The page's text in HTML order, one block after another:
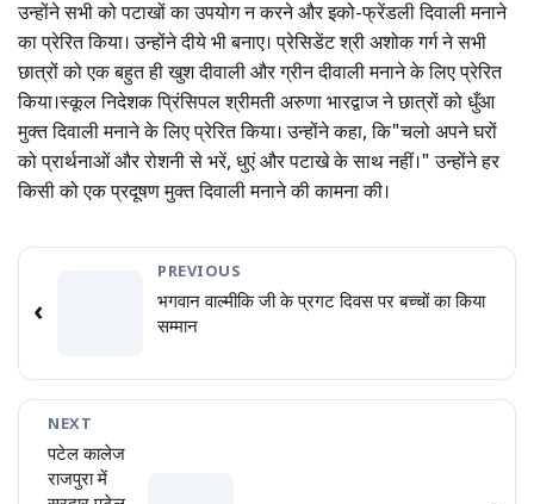
उन्होंने सभी को पटाखों का उपयोग न करने और इको-फ्रेंडली दिवाली मनाने
का प्रेरित किया। उन्होंने दीये भी बनाए। प्रेसिडेंट श्री अशोक गर्ग ने सभी
छात्रों को एक बहुत ही खुश दीवाली और ग्रीन दीवाली मनाने के लिए प्रेरित
किया।स्कूल निदेशक प्रिंसिपल श्रीमती अरुणा भारद्वाज ने छात्रों को धुँआ
मुक्त दिवाली मनाने के लिए प्रेरित किया। उन्होंने कहा, कि"चलो अपने घरों
को प्रार्थनाओं और रोशनी से भरें, धुएं और पटाखे के साथ नहीं।" उन्होंने हर
किसी को एक प्रदूषण मुक्त दिवाली मनाने की कामना की।
‹
PREVIOUS
भगवान वाल्मीकि जी के प्रगट दिवस पर बच्चों का किया
सम्मान
NEXT
पटेल कालेज
राजपुरा में